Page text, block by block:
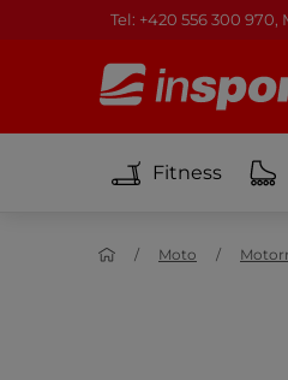
Tel: +420 556 300
Fitness
Moto